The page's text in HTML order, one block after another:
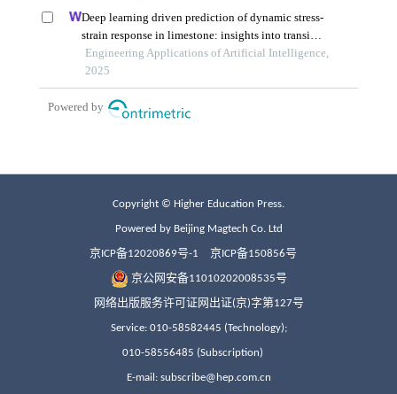
Copyright © Higher Education Press.
Powered by Beijing Magtech Co. Ltd
京ICP备12020869号-1 京ICP备150856号
京公网安备11010202008535号
网络出版服务许可证网出证(京)字第127号
Service: 010-58582445 (Technology);
010-58556485 (Subscription)
E-mail: subscribe@hep.com.cn